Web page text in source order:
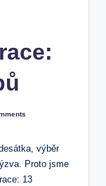
výběr
Proto jsme
13